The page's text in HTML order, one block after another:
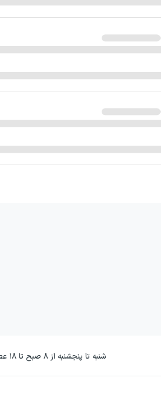
شنبه تا پنجشنبه از ۸ صبح تا ۱۸ عصر بجز روزهای تعطیل